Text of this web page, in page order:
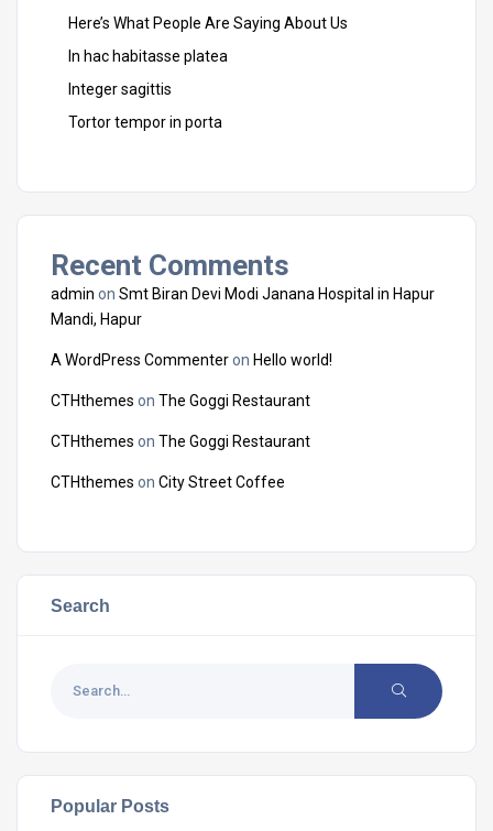
Here’s What People Are Saying About Us
In hac habitasse platea
Integer sagittis
Tortor tempor in porta
Recent Comments
admin on Smt Biran Devi Modi Janana Hospital in Hapur
Mandi, Hapur
A WordPress Commenteron Hello world!
CTHthemes on The Goggi Restaurant
CTHthemes on The Goggi Restaurant
CTHthemes on City Street Coffee
Search
Popular Posts